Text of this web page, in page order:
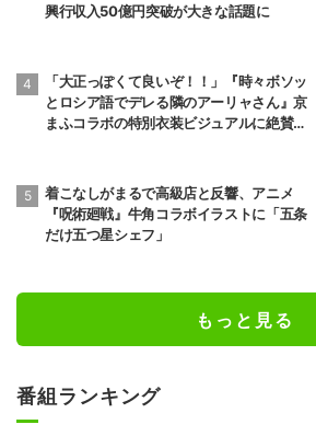
興行収入50億円突破が大きな話題に
「大正っぽくて良いぞ！！」『時々ボソッ
とロシア語でデレる隣のアーリャさん』京
まふコラボの特別衣装ビジュアルに絶賛の
着こなしがまるで高級店と反響、アニメ
『呪術廻戦』牛角コラボイラストに「五条
だけ五つ星シェフ」
もっと見る
番組ランキング